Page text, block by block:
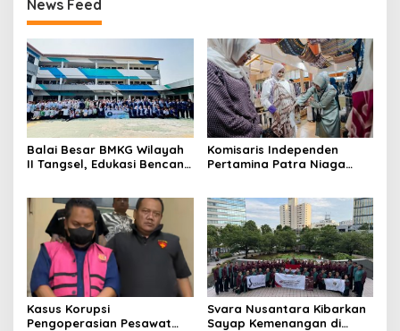
News Feed
Balai Besar BMKG Wilayah
II Tangsel, Edukasi Bencana
23
Komisaris Independen
Pertamina Patra Niaga
Sentuhan Kemanusiaan dan
Keberlanjutan
Kasus Korupsi
Pengoperasian Pesawat
Svara Nusantara Kibarkan
Sayap Kemenangan di